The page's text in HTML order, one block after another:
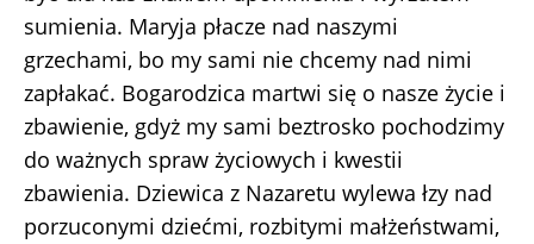
sumienia. Maryja płacze nad naszymi
grzechami, bo my sami nie chcemy nad nimi
zapłakać. Bogarodzica martwi się o nasze życie i
zbawienie, gdyż my sami beztrosko pochodzimy
do ważnych spraw życiowych i kwestii
zbawienia. Dziewica z Nazaretu wylewa łzy nad
porzuconymi dziećmi, rozbitymi małżeństwami,